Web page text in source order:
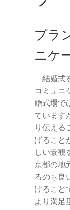
プラ
ニケ
結婚式
コミュニ
婚式場で
ています
り伝える
げること
しい景観
京都の地
るのも良
けること
より満足